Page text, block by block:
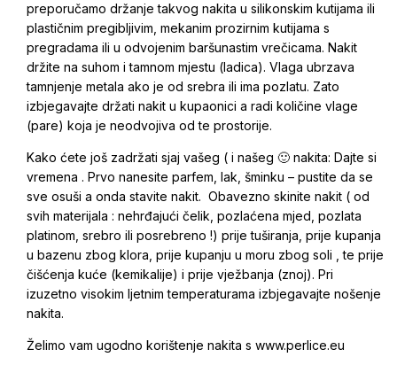
preporučamo držanje takvog nakita u silikonskim kutijama ili
plastičnim pregibljivim, mekanim prozirnim kutijama s
pregradama ili u odvojenim baršunastim vrečicama. Nakit
držite na suhom i tamnom mjestu (ladica). Vlaga ubrzava
tamnjenje metala ako je od srebra ili ima pozlatu. Zato
izbjegavajte držati nakit u kupaonici a radi količine vlage
(pare) koja je neodvojiva od te prostorije.
Kako ćete još zadržati sjaj vašeg ( i našeg 🙂 nakita: Dajte si
vremena . Prvo nanesite parfem, lak, šminku – pustite da se
sve osuši a onda stavite nakit. Obavezno skinite nakit ( od
svih materijala : nehrđajući čelik, pozlaćena mjed, pozlata
platinom, srebro ili posrebreno !) prije tuširanja, prije kupanja
u bazenu zbog klora, prije kupanju u moru zbog soli , te prije
čišćenja kuće (kemikalije) i prije vježbanja (znoj). Pri
izuzetno visokim ljetnim temperaturama izbjegavajte nošenje
nakita.
Želimo vam ugodno korištenje nakita s www.perlice.eu